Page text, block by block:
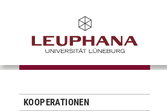
KOOPERATIONEN